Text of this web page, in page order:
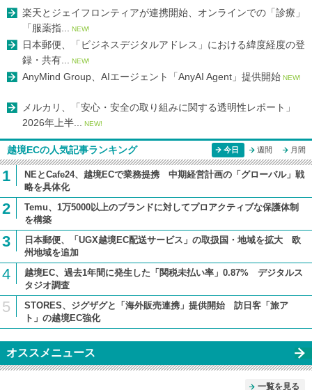
楽天とジェイフロンティアが連携開始、オンラインでの「診療」
「服薬指... NEW!
日本郵便、「ビジネスデジタルアドレス」における緯度経度の登
録・共有... NEW!
AnyMind Group、AIエージェント「AnyAI Agent」提供開始 NEW!
メルカリ、「安心・安全の取り組みに関する透明性レポート」
2026年上半... NEW!
越境ECの人気記事ランキング 今日 週間 月間
1
NEとCafe24、越境ECで業務提携 中期経営計画の「グローバル」戦
略を具体化
2
Temu、1万5000以上のブランドに対してプロアクティブな保護体制
を構築
3
日本郵便、「UGX越境EC配送サービス」の取扱国・地域を拡大 欧
州地域を追加
4
越境EC、過去1年間に発生した「関税未払い率」0.87% デジタルス
タジオ調査
5
STORES、ジグザグと「海外販売連携」提供開始 訪日客「旅ア
ト」の越境EC強化
オススメニュース
一覧を見る